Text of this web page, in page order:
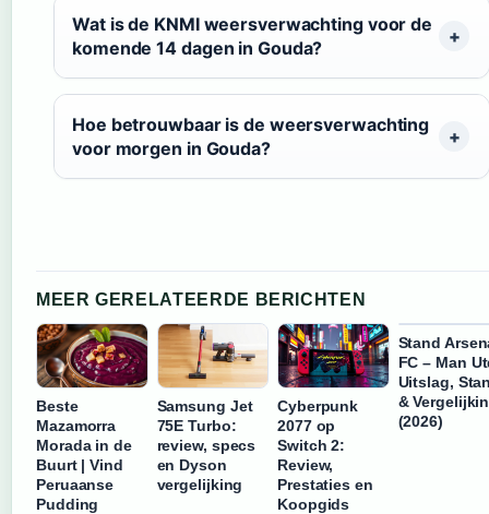
Wat is de KNMI weersverwachting voor de
komende 14 dagen in Gouda?
Hoe betrouwbaar is de weersverwachting
voor morgen in Gouda?
MEER GERELATEERDE BERICHTEN
Beste
Mazamorra
Morada in de
Buurt | Vind
Peruaanse
Pudding
Samsung Jet
75E Turbo:
review, specs
en Dyson
vergelijking
Cyberpunk
2077 op
Switch 2:
Review,
Prestaties en
Koopgids
Stand
FC – Man
Uitslag,
&
(2026)